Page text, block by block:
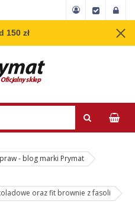
150 zł
Wpisz minimum
- blog marki Prymat
oraz fit brownie z fasoli